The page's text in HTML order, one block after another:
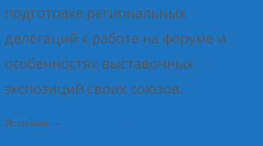
подготовке региональных
делегаций к работе на форуме и
особенностях выставочных
экспозиций своих союзов.
Источник — .